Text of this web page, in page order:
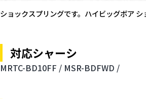
ショックスプリングです。ハイビッグボア
対応シャーシ
MRTC-BD10FF / MSR-BDFWD /